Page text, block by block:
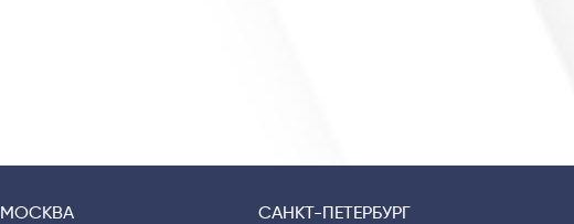
МОСКВА САНКТ-ПЕТЕРБУРГ